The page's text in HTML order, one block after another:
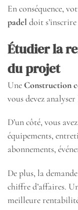
En conséquence,
padel doit
Étudier la
du projet
Une Construction
vous devez
D’un côté, vous
équipements,
abonnements,
De plus, la
chiffre d’affaires.
meilleure